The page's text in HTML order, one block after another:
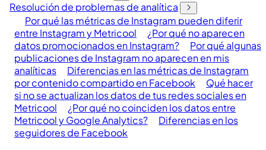
Resolución de problemas de analítica
Por qué las métricas de Instagram pueden diferir
entre Instagram y Metricool
¿Por qué no aparecen
datos promocionados en Instagram?
Por qué algunas
publicaciones de Instagram no aparecen en mis
analíticas
Diferencias en las métricas de Instagram
por contenido compartido en Facebook
Qué hacer
si no se actualizan los datos de tus redes sociales en
Metricool
¿Por qué no coinciden los datos entre
Metricool y Google Analytics?
Diferencias en los
seguidores de Facebook